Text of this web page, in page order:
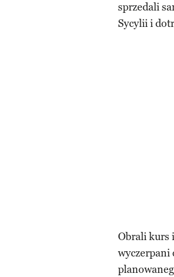
sprzedali
Sycylii i
Obrali kurs
wyczerpani